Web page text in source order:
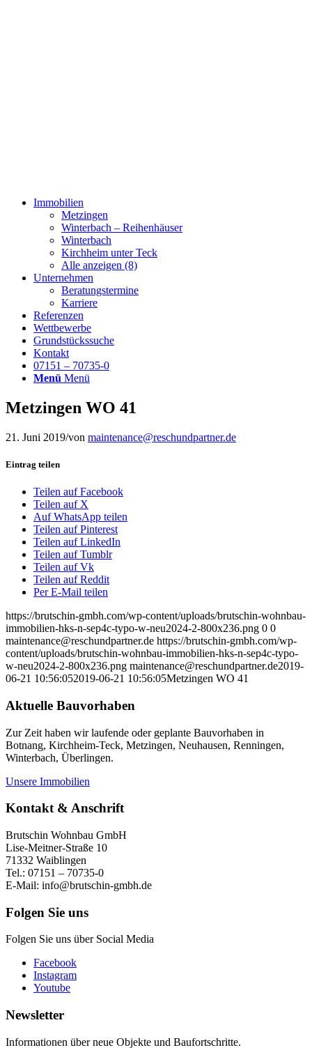
Immobilien
Metzingen
Winterbach – Reihenhäuser
Winterbach
Kirchheim unter Teck
Alle anzeigen (8)
Unternehmen
Beratungstermine
Karriere
Referenzen
Wettbewerbe
Grundstückssuche
Kontakt
07151 – 70735-0
Menü Menü
Metzingen WO 41
21. Juni 2019/von maintenance@reschundpartner.de
Eintrag teilen
Teilen auf Facebook
Teilen auf X
Auf WhatsApp teilen
Teilen auf Pinterest
Teilen auf LinkedIn
Teilen auf Tumblr
Teilen auf Vk
Teilen auf Reddit
Per E-Mail teilen
https://brutschin-gmbh.com/wp-content/uploads/brutschin-wohnbau-
immobilien-hks-n-sep4c-typo-w-neu2024-2-800x236.png 0 0
maintenance@reschundpartner.de https://brutschin-gmbh.com/wp-
content/uploads/brutschin-wohnbau-immobilien-hks-n-sep4c-typo-
w-neu2024-2-800x236.png maintenance@reschundpartner.de2019-
06-21 10:56:052019-06-21 10:56:05Metzingen WO 41
Aktuelle Bauvorhaben
Zur Zeit haben wir laufende oder geplante Bauvorhaben in
Botnang, Kirchheim-Teck, Metzingen, Neuhausen, Renningen,
Winterbach, Überlingen.
Unsere Immobilien
Kontakt & Anschrift
Brutschin Wohnbau GmbH
Lise-Meitner-Straße 10
71332 Waiblingen
Tel.: 07151 – 70735-0
E-Mail: info@brutschin-gmbh.de
Folgen Sie uns
Folgen Sie uns über Social Media
Facebook
Instagram
Youtube
Newsletter
Informationen über neue Objekte und Baufortschritte.